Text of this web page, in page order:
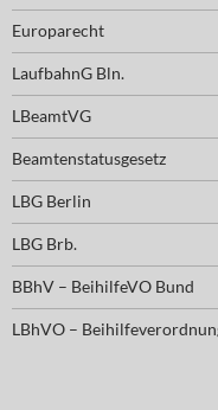
Europarecht
LaufbahnG Bln.
LBeamtVG
Beamtenstatusgesetz
LBG Berlin
LBG Brb.
BBhV – BeihilfeVO Bund
LBhVO –